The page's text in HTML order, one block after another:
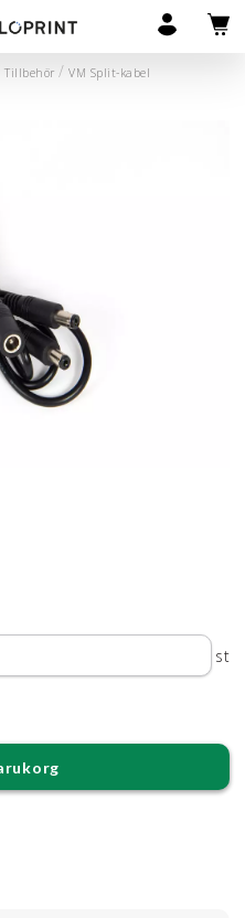
Tillbehör VM Split-kabel
st